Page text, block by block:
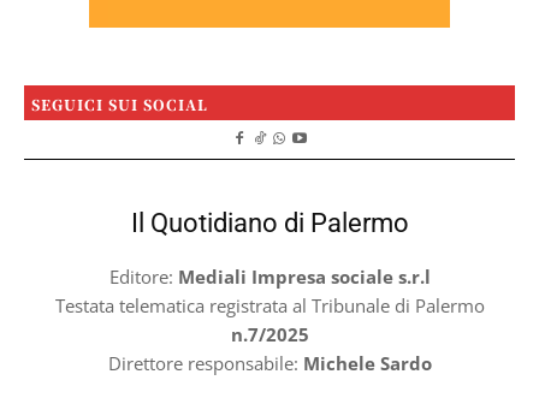
SEGUICI SUI SOCIAL
Il Quotidiano di Palermo
Editore: Mediali Impresa sociale s.r.l
Testata telematica registrata al Tribunale di Palermo
n.7/2025
Direttore responsabile: Michele Sardo